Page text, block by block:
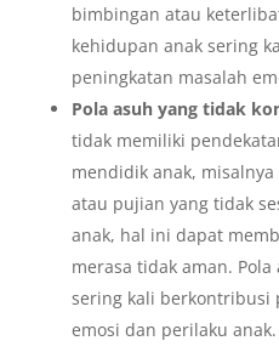
bimbingan atau
kehidupan anak sering
peningkatan masalah
Pola asuh yang tidak
tidak memiliki
mendidik anak,
atau pujian yang tidak
anak, hal ini dapat
merasa tidak aman.
sering kali berkontribusi
emosi dan perilaku anak.